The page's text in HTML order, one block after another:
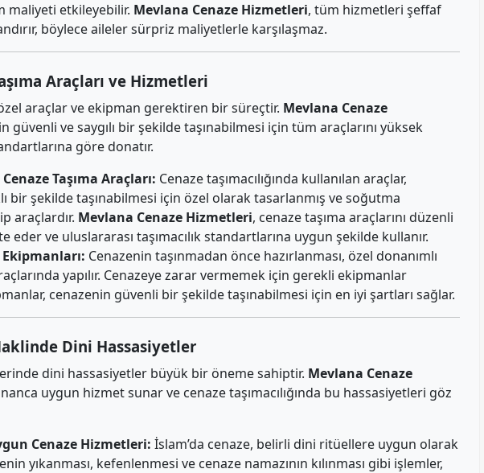
maliyeti etkileyebilir. Mevlana Cenaze Hizmetleri, tüm hizmetleri şeffaf
böylece aileler sürpriz maliyetlerle karşılaşmaz.
Araçları ve Hizmetleri
özel araçlar ve ekipman gerektiren bir süreçtir. Mevlana Cenaze
güvenli ve saygılı bir şekilde taşınabilmesi için tüm araçlarını yüksek
göre donatır.
Taşıma Araçları: Cenaze taşımacılığında kullanılan araçlar,
bir şekilde taşınabilmesi için özel olarak tasarlanmış ve soğutma
araçlardır. Mevlana Cenaze Hizmetleri, cenaze taşıma araçlarını düzenli
eder ve uluslararası taşımacılık standartlarına uygun şekilde kullanır.
Ekipmanları: Cenazenin taşınmadan önce hazırlanması, özel donanımlı
yapılır. Cenazeye zarar vermemek için gerekli ekipmanlar
cenazenin güvenli bir şekilde taşınabilmesi için en iyi şartları sağlar.
Dini Hassasiyetler
dini hassasiyetler büyük bir öneme sahiptir. Mevlana Cenaze
uygun hizmet sunar ve cenaze taşımacılığında bu hassasiyetleri göz
Cenaze Hizmetleri: İslam’da cenaze, belirli dini ritüellere uygun olarak
yıkanması, kefenlenmesi ve cenaze namazının kılınması gibi işlemler,